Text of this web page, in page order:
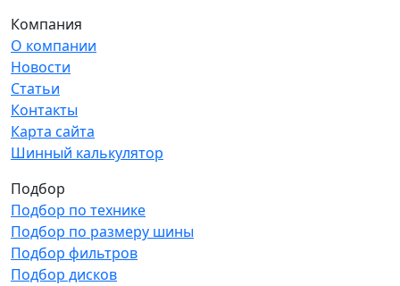
Компания
О компании
Новости
Статьи
Контакты
Карта сайта
Шинный калькулятор
Подбор
Подбор по технике
Подбор по размеру шины
Подбор фильтров
Подбор дисков